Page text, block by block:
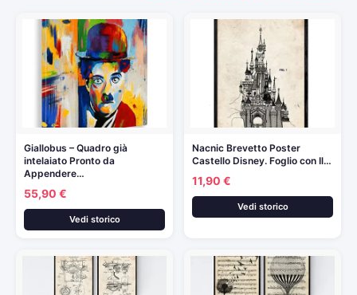
Giallobus – Quadro già
intelaiato Pronto da
Appendere…
55,90 €
Vedi storico
Nacnic Brevetto Poster
Castello Disney. Foglio con Il…
11,90 €
Vedi storico